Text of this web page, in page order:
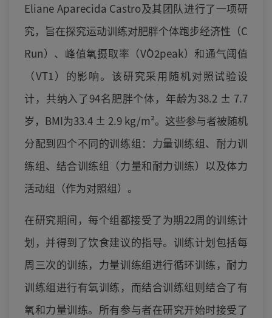
Eliane Aparecida Castro及其团队进行了一项研
究，旨在探究运动训练对肥胖个体跑步经济性（C
Run）、峰值氧摄取率（V̇O2peak）和通气阈值
（VT1）的影响。该研究采用随机对照试验设
计，共纳入了94名肥胖个体，年龄为38.2 ± 7.7
岁，BMI为33.4 ± 2.9 kg/m²。这些参与者被随机
分配到四个不同的训练组：力量训练组、耐力训
练组、结合训练组（力量和耐力训练）以及体力
活动组（作为对照组）。
在研究期间，每个组都接受了为期22周的训练计
划，并得到了饮食建议的指导。训练计划包括每
周三次的训练，力量训练组进行循环训练，耐力
训练组进行有氧训练，而结合训练组则结合了有
氧和力量训练。所有参与者在研究开始时接受了